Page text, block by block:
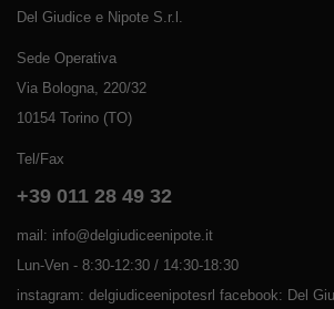
Del Giudice e Nipote S.r.l.
Sede Operativa
Via Bologna, 220/32
10154 Torino (TO)
Tel/Fax
+39 011 28 49 32
mail: info@delgiudiceenipote.it
Lun-Ven - 8:30-12:30 / 14:30-18:30
instagram: delgiudiceenipotesrl facebook: Del